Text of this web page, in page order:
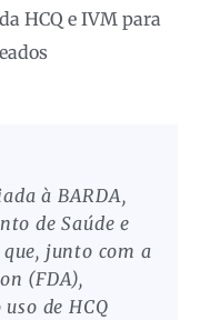
HCQ e IVM para
à BARDA,
de Saúde e
que, junto com a
(FDA),
de HCQ